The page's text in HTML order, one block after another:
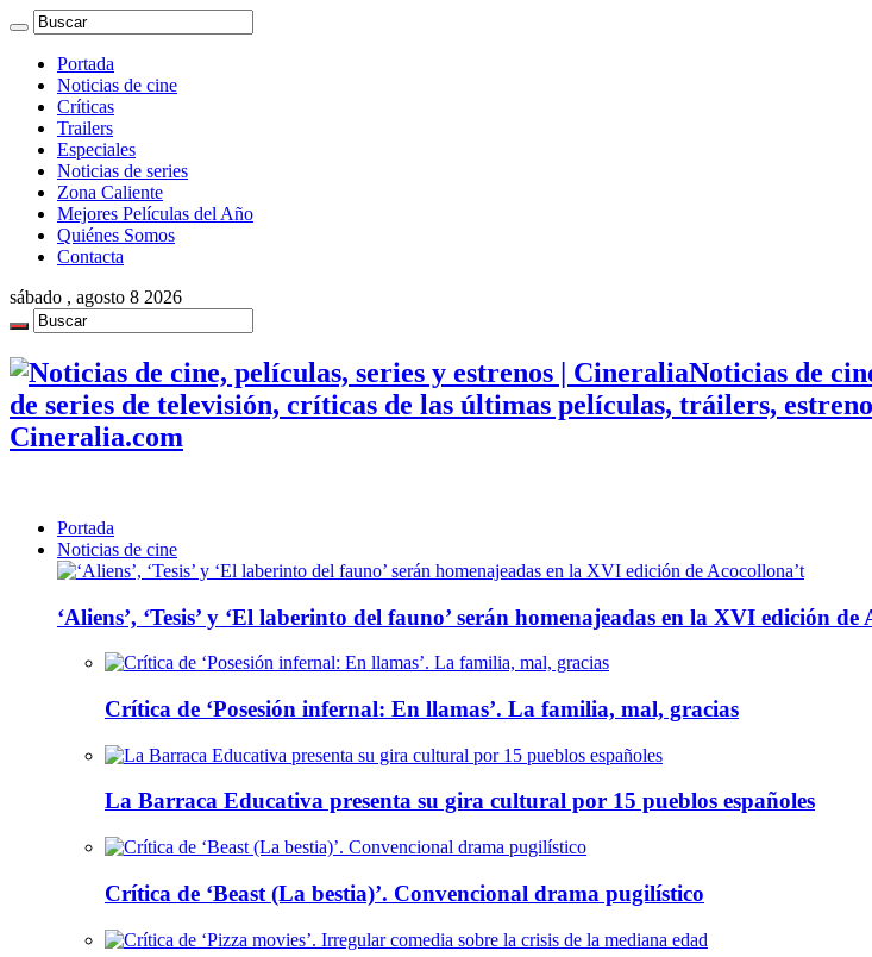
Portada
Noticias de cine
Críticas
Trailers
Especiales
Noticias de series
Zona Caliente
Mejores Películas del Año
Quiénes Somos
Contacta
sábado , agosto 8 2026
Noticias de
de series de televisión, críticas de las últimas películas, tráilers,
Cineralia.com
Portada
Noticias de cine
‘Aliens’, ‘Tesis’ y ‘El laberinto del fauno’ serán homenajeadas en la XVI edición de
Crítica de ‘Posesión infernal: En llamas’. La familia, mal, gracias
La Barraca Educativa presenta su gira cultural por 15 pueblos españoles
Crítica de ‘Beast (La bestia)’. Convencional drama pugilístico